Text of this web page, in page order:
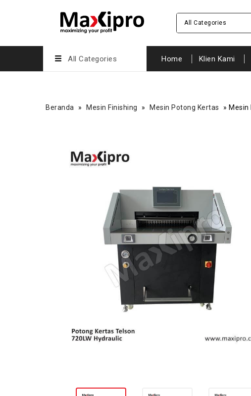
All Categories
All Categories Home Klien Kami
Beranda » Mesin Finishing » Mesin Potong Kertas » Mesin